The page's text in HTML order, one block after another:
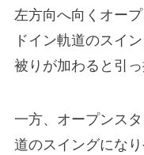
左方向へ向くオー
ドイン軌道のスイ
被りが加わると引
一方、オープンス
道のスイングにな